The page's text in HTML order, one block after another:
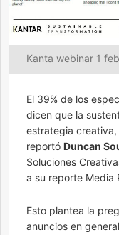
Kanta webinar 1
El 39% de los
dicen que la
estrategia creativa,
reportó Duncan
Soluciones
a su reporte Media
Esto plantea la
anuncios en